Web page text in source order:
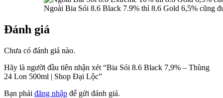
Ngoài Bia Sói 8.6 Black 7.9% thì 8.6 Gold 6,5% cũng
Đánh giá
Chưa có đánh giá nào.
Hãy là người đầu tiên nhận xét “Bia Sói 8.6 Black 7,9% – Thùng
24 Lon 500ml | Shop Đại Lộc”
Bạn phải đăng nhập để gửi đánh giá.